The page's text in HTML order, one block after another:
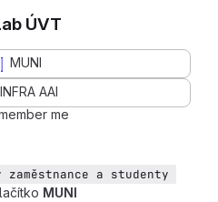
a studenty
MUNI
ÚVT
MUNI
AAI
me